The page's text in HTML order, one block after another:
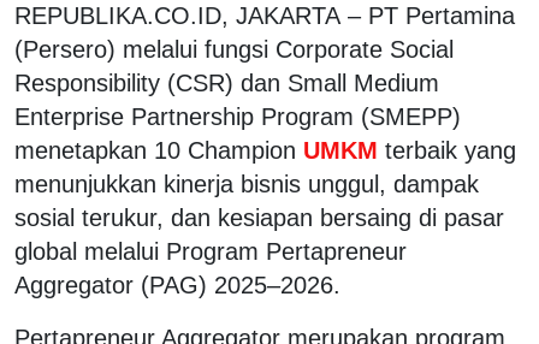
REPUBLIKA.CO.ID, JAKARTA – PT Pertamina
(Persero) melalui fungsi Corporate Social
Responsibility (CSR) dan Small Medium
Enterprise Partnership Program (SMEPP)
menetapkan 10 Champion UMKM terbaik yang
menunjukkan kinerja bisnis unggul, dampak
sosial terukur, dan kesiapan bersaing di pasar
global melalui Program Pertapreneur
Aggregator (PAG) 2025–2026.
Pertapreneur Aggregator merupakan program